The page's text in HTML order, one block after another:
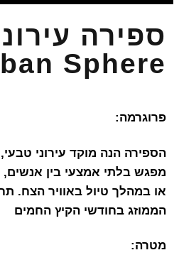
ספירה
Sphere
פרוגרמה:
הספירה הנה מוקד עירוני
מפגש בלתי אמצעי בין אנשים,
או במהלך טיול באוויר הצח.
הממוזג בחודשי הקיץ החמים
מטרה: